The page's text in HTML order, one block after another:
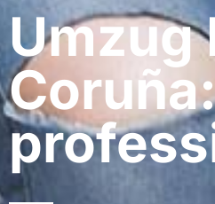
Umzug